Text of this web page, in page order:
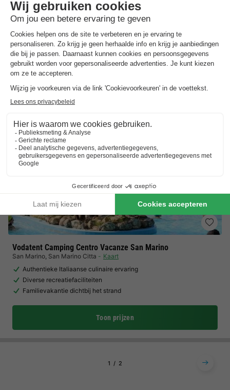
Vodatent Camping Rosselba le Palme
Toscane , Portoferraio
Kaart
Zwembadpark in terrassen midden in de natuur
Strand, dorpjes en uitzichtpunten dichtbij
Tropisch gevoel op een mediterraan eiland
Toon prijzen
Vodatent Camping Centro Vacanze San Marino
San Marino, San Marino Citta
Kaart
Authentieke Italiaanse culinaire ervaring
Diverse recreatiefaciliteiten
Familievakantie dichtbij het strand
Toon prijzen
1 2